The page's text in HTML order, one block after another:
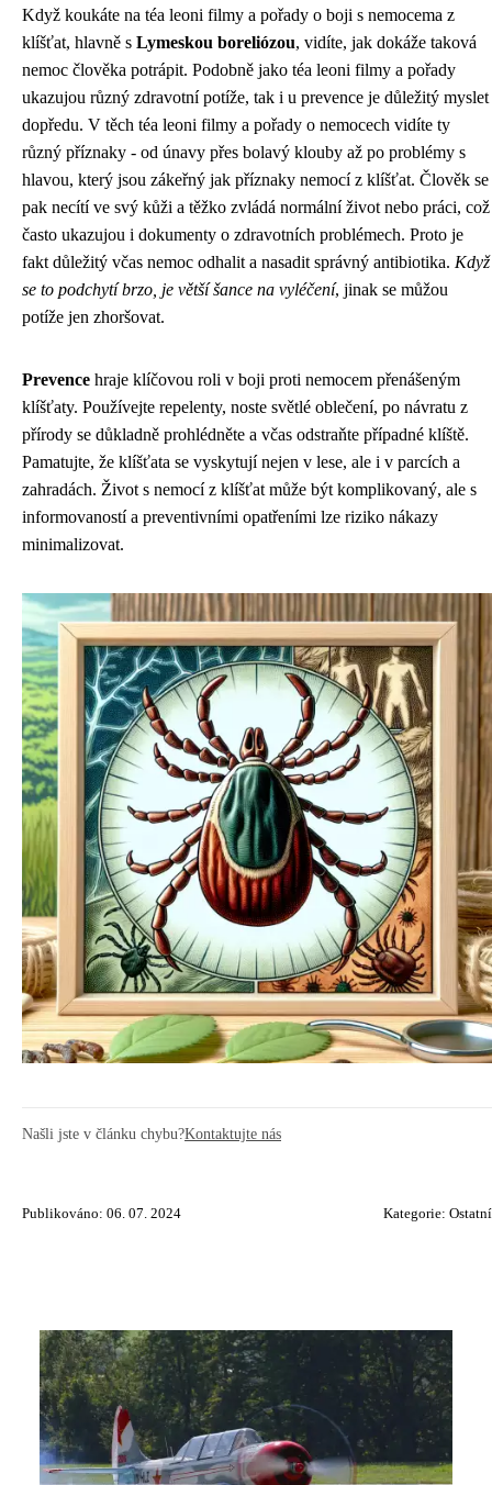
Když koukáte na téa leoni filmy a pořady o boji s nemocema z
klíšťat, hlavně s Lymeskou boreliózou, vidíte, jak dokáže taková
nemoc člověka potrápit. Podobně jako téa leoni filmy a pořady
ukazujou různý zdravotní potíže, tak i u prevence je důležitý myslet
dopředu. V těch téa leoni filmy a pořady o nemocech vidíte ty
různý příznaky - od únavy přes bolavý klouby až po problémy s
hlavou, který jsou zákeřný jak příznaky nemocí z klíšťat. Člověk se
pak necítí ve svý kůži a těžko zvládá normální život nebo práci, což
často ukazujou i dokumenty o zdravotních problémech. Proto je
fakt důležitý včas nemoc odhalit a nasadit správný antibiotika. Když
se to podchytí brzo, je větší šance na vyléčení, jinak se můžou
potíže jen zhoršovat.
Prevence hraje klíčovou roli v boji proti nemocem přenášeným
klíšťaty. Používejte repelenty, noste světlé oblečení, po návratu z
přírody se důkladně prohlédněte a včas odstraňte případné klíště.
Pamatujte, že klíšťata se vyskytují nejen v lese, ale i v parcích a
zahradách. Život s nemocí z klíšťat může být komplikovaný, ale s
informovaností a preventivními opatřeními lze riziko nákazy
minimalizovat.
Našli jste v článku chybu?Kontaktujte nás
Publikováno: 06. 07. 2024 Kategorie: Ostatní